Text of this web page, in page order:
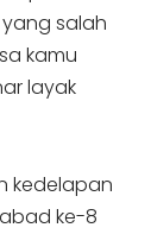
salah
kamu
layak
kedelapan
ke-8